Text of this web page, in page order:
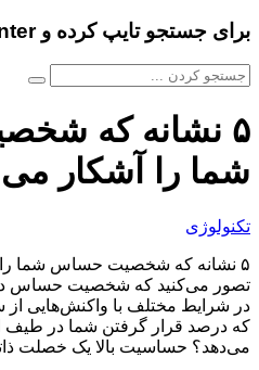
برای جستجو تایپ کرده و Enter را بزنید
۵ نشانه که
شما را آشکار می
تکنولوژی
۵ نشانه که شخصیت حساس شما را
تصور می‌کنید که شخصیت حساس
در شرایط مختلف با واکنش‌هایی
که درصد قرار گرفتن شما در طیف
می‌دهد؟ حساسیت بالا یک خصلت